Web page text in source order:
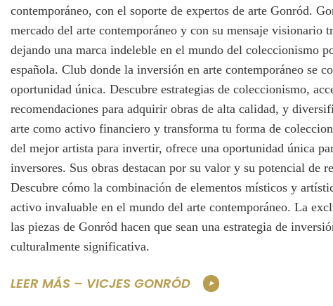
contemporáneo, con el soporte de expertos de arte Gonród.
mercado del arte contemporáneo y con su mensaje visionario
dejando una marca indeleble en el mundo del coleccionismo
española. Club donde la inversión en arte contemporáneo se
oportunidad única. Descubre estrategias de coleccionismo,
recomendaciones para adquirir obras de alta calidad, y
arte como activo financiero y transforma tu forma de
del mejor artista para invertir, ofrece una oportunidad única
inversores. Sus obras destacan por su valor y su potencial de
Descubre cómo la combinación de elementos místicos y
activo invaluable en el mundo del arte contemporáneo. La
las piezas de Gonród hacen que sean una estrategia de
culturalmente significativa.
LEER MÁS – VICJES GONRÓD